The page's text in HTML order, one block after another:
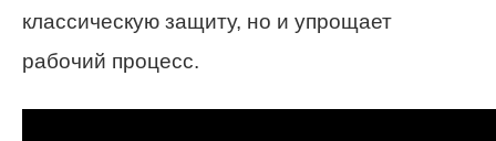
классическую защиту, но и упрощает
рабочий процесс.